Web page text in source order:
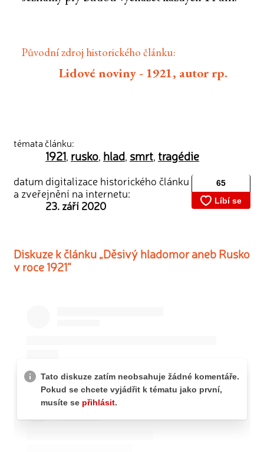
Původní zdroj historického článku:
Lidové noviny - 1921, autor rp.
témata článku:
1921 rusko hlad smrt tragédie
datum digitalizace historického článku
a zveřejnění na internetu:
23. září 2020
Diskuze k článku „Děsivý hladomor aneb Rusko
v roce 1921“